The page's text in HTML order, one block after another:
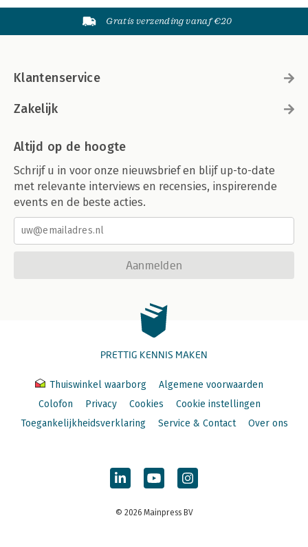
Gratis verzending vanaf €20
Klantenservice
Zakelijk
Altijd op de hoogte
Schrijf u in voor onze nieuwsbrief en blijf up-to-date
met relevante interviews en recensies, inspirerende
events en de beste acties.
Aanmelden
PRETTIG KENNIS MAKEN
Thuiswinkel waarborg
Algemene voorwaarden
Colofon
Privacy Cookies
Cookie instellingen
Toegankelijkheidsverklaring
Service & Contact Over ons
© 2026 Mainpress BV